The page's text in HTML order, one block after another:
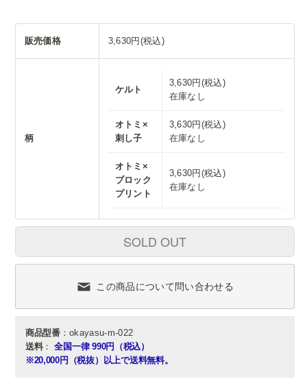
販売価格 3,630円(税込)
柄
ケルト
3,630円(税込)
在庫なし
オトミ×
刺し子
3,630円(税込)
在庫なし
オトミ×
ブロック
プリント
3,630円(税込)
在庫なし
SOLD OUT
この商品について問い合わせる
商品型番：okayasu-m-022
送料： 全国一律 990円（税込）
※20,000円（税抜）以上で送料無料。